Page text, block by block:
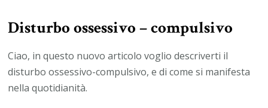
Disturbo ossessivo – compulsivo
Ciao, in questo nuovo articolo voglio descriverti il
disturbo ossessivo-compulsivo, e di come si manifesta
nella quotidianità.